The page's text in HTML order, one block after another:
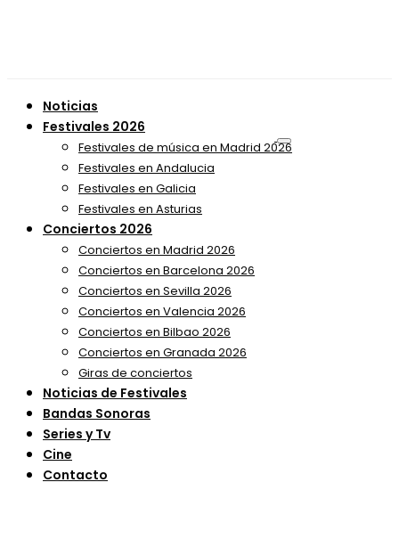
Noticias
Festivales 2026
Festivales de música en Madrid 2026
Festivales en Andalucia
Festivales en Galicia
Festivales en Asturias
Conciertos 2026
Conciertos en Madrid 2026
Conciertos en Barcelona 2026
Conciertos en Sevilla 2026
Conciertos en Valencia 2026
Conciertos en Bilbao 2026
Conciertos en Granada 2026
Giras de conciertos
Noticias de Festivales
Bandas Sonoras
Series y Tv
Cine
Contacto